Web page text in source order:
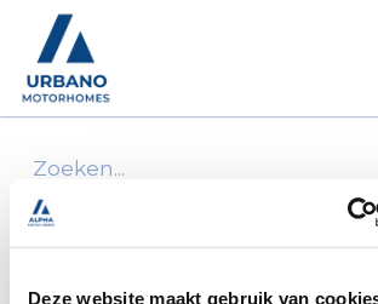
Deze website maakt gebruik van
Alle producten
Le Voyageur LV 7.2 CF Fiat 180